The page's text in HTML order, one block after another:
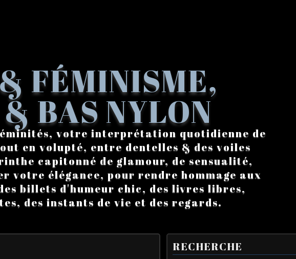
FÉMINISME,
BAS NYLON
votre interprétation quotidienne de
en volupté, entre dentelles & des voiles
capitonné de glamour, de sensualité,
votre élégance, pour rendre hommage aux
billets d'humeur chic, des livres libres,
des instants de vie et des regards.
RECHERCHE